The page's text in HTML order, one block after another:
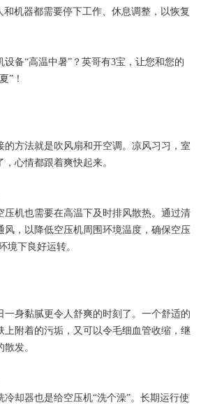
器都需要停下工作、休息调整，以恢复
备“高温中暑”？英哥有3宝，让您和您的
”！
方法就是吹风扇和开空调。凉风习习，室
心情都跟着爽快起来。
机也需要在高温下及时排风散热。通过清
风，以降低空压机周围环境温度，确保空压
境下良好运转。
身黏腻更令人舒爽的时刻了。一个舒适的
上附着的污垢，又可以令毛细血管收缩，继
发。
却器也是给空压机“洗个澡”。长期运行使